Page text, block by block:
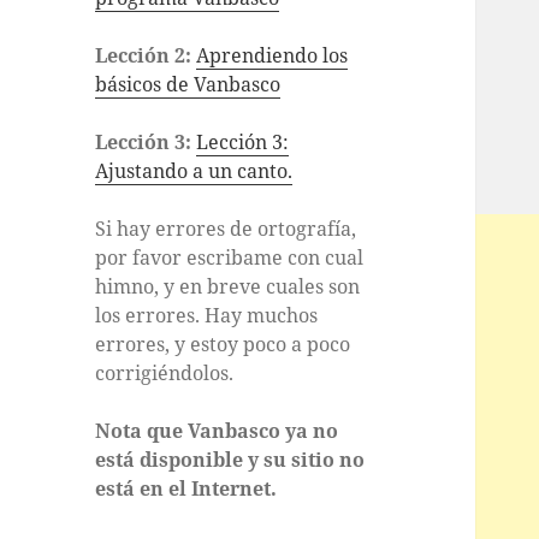
Lección 2: Aprendiendo los
básicos de Vanbasco
Lección 3: Lección 3:
Ajustando a un canto.
Si hay errores de ortografía,
por favor escribame con cual
himno, y en breve cuales son
los errores. Hay muchos
errores, y estoy poco a poco
corrigiéndolos.
Nota que Vanbasco ya no
está disponible y su sitio no
está en el Internet.